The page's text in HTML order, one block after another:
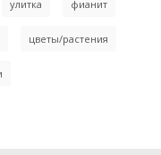
улитка фианит
цветы/растения